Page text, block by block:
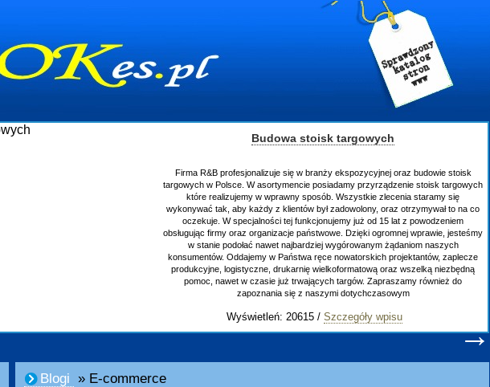
Budowa stoisk targowych
Firma R&B profesjonalizuje się w branży ekspozycyjnej oraz budowie stoisk
targowych w Polsce. W asortymencie posiadamy przyrządzenie stoisk targowych
które realizujemy w wprawny sposób. Wszystkie zlecenia staramy się
wykonywać tak, aby każdy z klientów był zadowolony, oraz otrzymywał to na co
oczekuje. W specjalności tej funkcjonujemy już od 15 lat z powodzeniem
obsługując firmy oraz organizacje państwowe. Dzięki ogromnej wprawie, jesteśmy
w stanie podołać nawet najbardziej wygórowanym żądaniom naszych
konsumentów. Oddajemy w Państwa ręce nowatorskich projektantów, zaplecze
produkcyjne, logistyczne, drukarnię wielkoformatową oraz wszelką niezbędną
pomoc, nawet w czasie już trwających targów. Zapraszamy również do
zapoznania się z naszymi dotychczasowym
Wyświetleń: 20615 / Szczegóły wpisu
→
Blogi » E-commerce